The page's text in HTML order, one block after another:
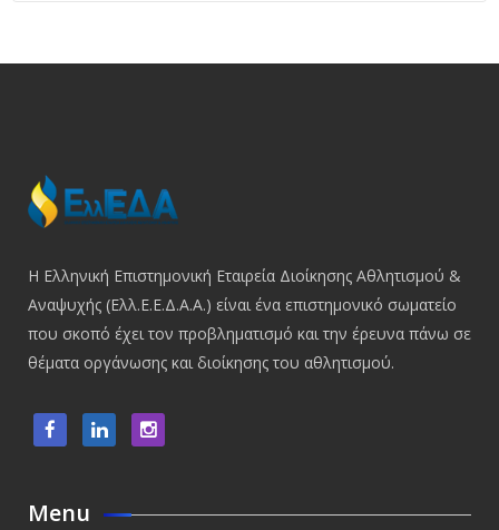
Η Ελληνική Επιστημονική Εταιρεία Διοίκησης Αθλητισμού &
Αναψυχής (Ελλ.Ε.Ε.Δ.Α.Α.) είναι ένα επιστημονικό σωματείο
που σκοπό έχει τον προβληματισμό και την έρευνα πάνω σε
θέματα οργάνωσης και διοίκησης του αθλητισμού.
Menu